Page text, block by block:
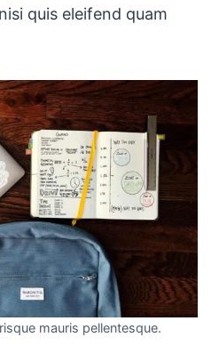
quis eleifend quam
mauris pellentesque.